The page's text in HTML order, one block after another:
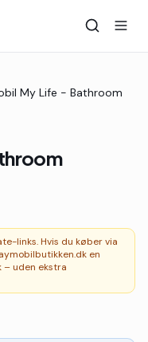
My Life - Bathroom
links. Hvis du køber via
en
uden ekstra